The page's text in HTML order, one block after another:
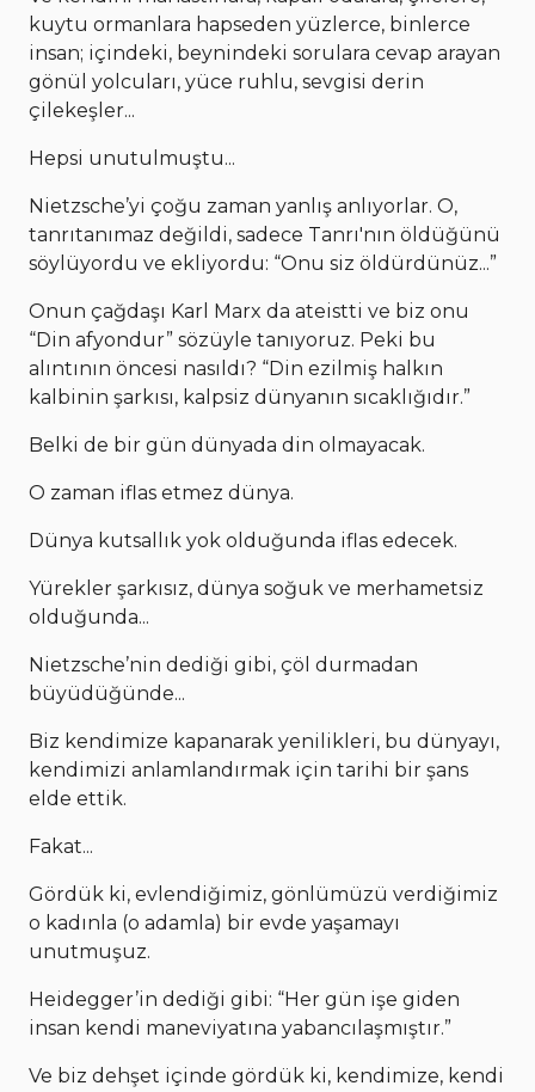
kuytu ormanlara hapseden yüzlerce, binlerce
insan; içindeki, beynindeki sorulara cevap arayan
gönül yolcuları, yüce ruhlu, sevgisi derin
çilekeşler...
Hepsi unutulmuştu...
Nietzsche’yi çoğu zaman yanlış anlıyorlar. O,
tanrıtanımaz değildi, sadece Tanrı'nın öldüğünü
söylüyordu ve ekliyordu: “Onu siz öldürdünüz...”
Onun çağdaşı Karl Marx da ateistti ve biz onu
“Din afyondur” sözüyle tanıyoruz. Peki bu
alıntının öncesi nasıldı? “Din ezilmiş halkın
kalbinin şarkısı, kalpsiz dünyanın sıcaklığıdır.”
Belki de bir gün dünyada din olmayacak.
O zaman iflas etmez dünya.
Dünya kutsallık yok olduğunda iflas edecek.
Yürekler şarkısız, dünya soğuk ve merhametsiz
olduğunda...
Nietzsche’nin dediği gibi, çöl durmadan
büyüdüğünde...
Biz kendimize kapanarak yenilikleri, bu dünyayı,
kendimizi anlamlandırmak için tarihi bir şans
elde ettik.
Fakat...
Gördük ki, evlendiğimiz, gönlümüzü verdiğimiz
o kadınla (o adamla) bir evde yaşamayı
unutmuşuz.
Heidegger’in dediği gibi: “Her gün işe giden
insan kendi maneviyatına yabancılaşmıştır.”
Ve biz dehşet içinde gördük ki, kendimize, kendi